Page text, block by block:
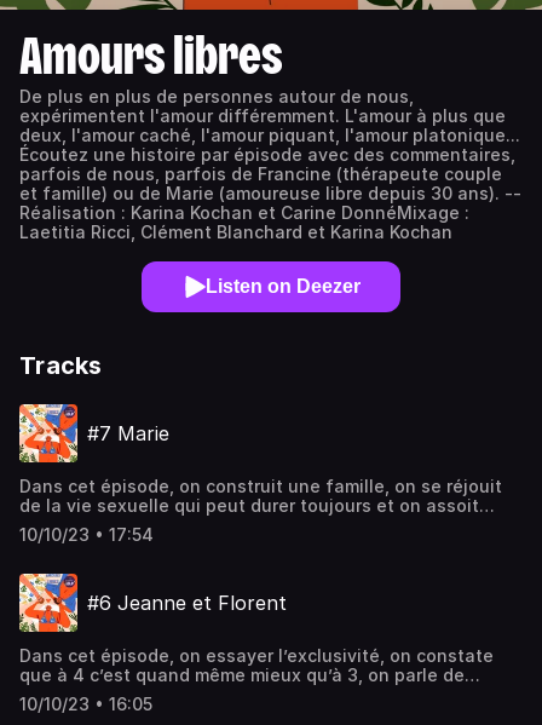
Amours libres
De plus en plus de personnes autour de nous,
expérimentent l'amour différemment. L'amour à plus que
deux, l'amour caché, l'amour piquant, l'amour platonique...
Écoutez une histoire par épisode avec des commentaires,
parfois de nous, parfois de Francine (thérapeute couple
et famille) ou de Marie (amoureuse libre depuis 30 ans). --
Réalisation : Karina Kochan et Carine DonnéMixage :
Laetitia Ricci, Clément Blanchard et Karina Kochan
Listen on Deezer
Tracks
#7 Marie
Dans cet épisode, on construit une famille, on se réjouit
de la vie sexuelle qui peut durer toujours et on assoit
notre liberté sur le long terme…
10/10/23 • 17:54
#6 Jeanne et Florent
Dans cet épisode, on essayer l’exclusivité, on constate
que à 4 c’est quand même mieux qu’à 3, on parle de
fouillis émotionnel et que dans tous les cas, il faut y aller
à fond…
10/10/23 • 16:05